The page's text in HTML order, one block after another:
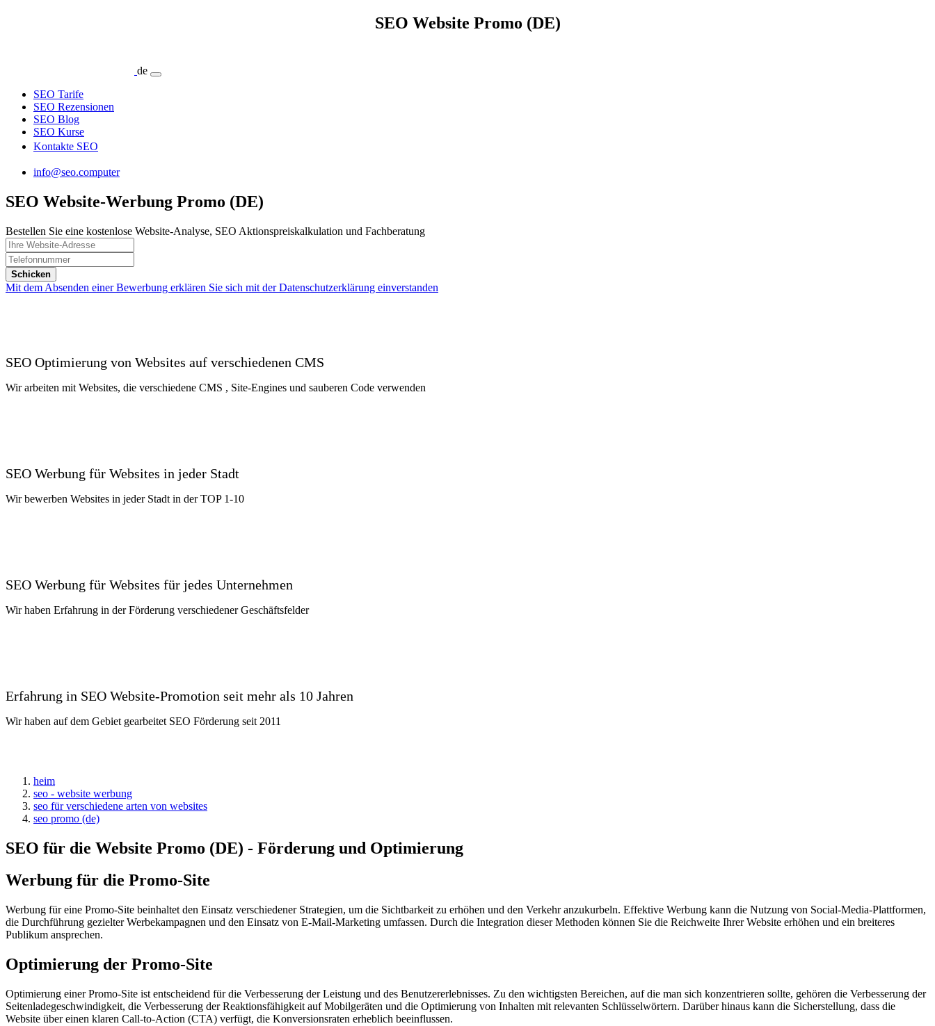
SEO Website Promo (DE)
de
SEO Tarife
SEO Rezensionen
SEO Blog
SEO Kurse
Kontakte SEO
info@seo.computer
SEO Website-Werbung Promo (DE)
Bestellen Sie eine kostenlose Website-Analyse, SEO Aktionspreiskalkulation und Fachberatung
Schicken
Mit dem Absenden einer Bewerbung erklären Sie sich mit der Datenschutzerklärung einverstanden
SEO Optimierung von Websites auf verschiedenen CMS
Wir arbeiten mit Websites, die verschiedene CMS , Site-Engines und sauberen Code verwenden
SEO Werbung für Websites in jeder Stadt
Wir bewerben Websites in jeder Stadt in der TOP 1-10
SEO Werbung für Websites für jedes Unternehmen
Wir haben Erfahrung in der Förderung verschiedener Geschäftsfelder
Erfahrung in SEO Website-Promotion seit mehr als 10 Jahren
Wir haben auf dem Gebiet gearbeitet SEO Förderung seit 2011
heim
seo - website werbung
seo für verschiedene arten von websites
seo promo (de)
SEO für die Website Promo (DE) - Förderung und Optimierung
Werbung für die Promo-Site
Werbung für eine Promo-Site beinhaltet den Einsatz verschiedener Strategien, um die Sichtbarkeit zu erhöhen und den Verkehr anzukurbeln. Effektive Werbung kann die Nutzung von Social-Media-Plattformen,
die Durchführung gezielter Werbekampagnen und den Einsatz von E-Mail-Marketing umfassen. Durch die Integration dieser Methoden können Sie die Reichweite Ihrer Website erhöhen und ein breiteres
Publikum ansprechen.
Optimierung der Promo-Site
Optimierung einer Promo-Site ist entscheidend für die Verbesserung der Leistung und des Benutzererlebnisses. Zu den wichtigsten Bereichen, auf die man sich konzentrieren sollte, gehören die Verbesserung der
Seitenladegeschwindigkeit, die Verbesserung der Reaktionsfähigkeit auf Mobilgeräten und die Optimierung von Inhalten mit relevanten Schlüsselwörtern. Darüber hinaus kann die Sicherstellung, dass die
Website über einen klaren Call-to-Action (CTA) verfügt, die Konversionsraten erheblich beeinflussen.